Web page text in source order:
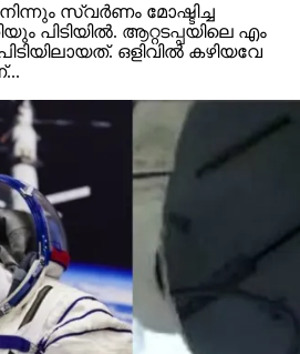
സ്വർണം മോഷ്ടിച്ച
പിടിയിൽ. ആറ്റടപ്പയിലെ എം
ഒളിവിൽ കഴിയവേ